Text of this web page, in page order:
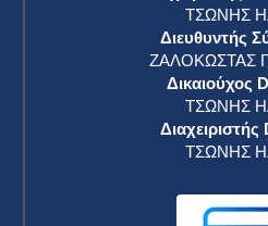
ΤΣΩΝΗΣ
Διευθυντής
ΖΑΛΟΚΩΣΤΑΣ
Δικαιούχος
ΤΣΩΝΗΣ
ΤΣΩΝΗΣ